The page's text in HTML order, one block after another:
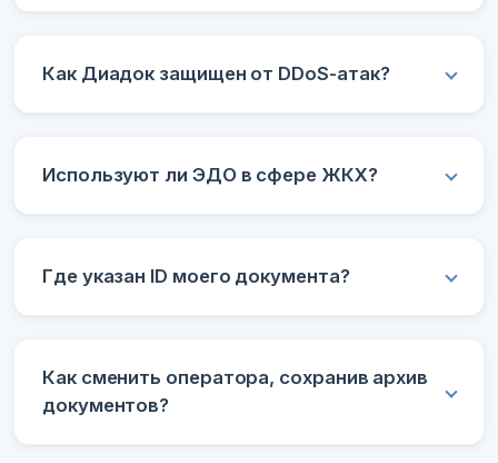
Как Диадок защищен от DDoS-атак?
Используют ли ЭДО в сфере ЖКХ?
Где указан ID моего документа?
Как сменить оператора, сохранив архив
документов?